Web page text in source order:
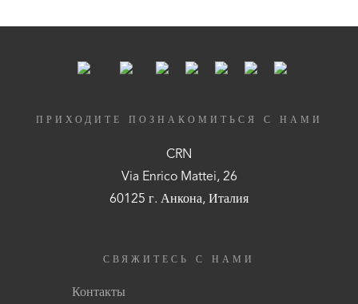
ПРИХОДИТЕ ПОЗНАКОМИТЬСЯ С НАМИ
CRN
Via Enrico Mattei, 26
60125 г. Анкона, Италия
СВЯЖИТЕСЬ С НАМИ
Контакты